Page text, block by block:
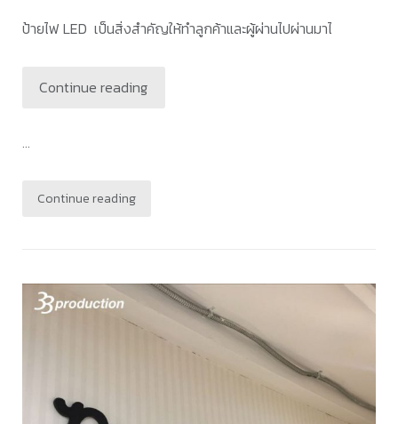
ป้ายไฟ LED เป็นสิ่งสำคัญให้ทำลูกค้าและผู้ผ่านไปผ่านมาไ
Continue reading
...
Continue reading